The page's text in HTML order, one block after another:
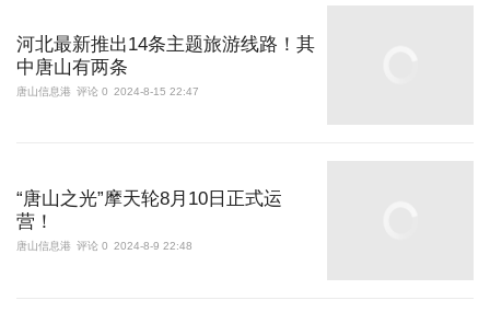
河北最新推出14条主题旅游线路！其
中唐山有两条
唐山信息港 评论 0 2024-8-15 22:47
“唐山之光”摩天轮8月10日正式运
营！
唐山信息港 评论 0 2024-8-9 22:48